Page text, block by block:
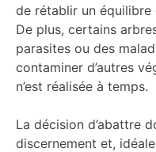
de rétablir un équilibre
De plus, certains
parasites ou des
contaminer d’autres
n’est réalisée à temps.
La décision d’abattre
discernement et,